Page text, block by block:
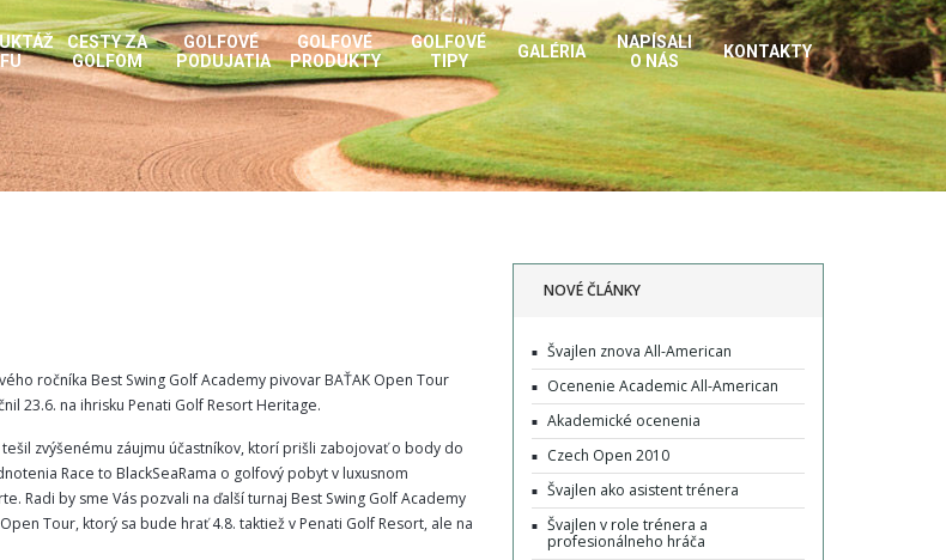
CESTY ZA
GOLFOM
GOLFOVÉ
PODUJATIA
GOLFOVÉ
PRODUKTY
GOLFOVÉ
TIPY
GALÉRIA
NAPÍSALI
O NÁS
KONTAKTY
ročníka Best Swing Golf Academy pivovar BAŤAK Open Tour
23.6. na ihrisku Penati Golf Resort Heritage.
tešil zvýšenému záujmu účastníkov, ktorí prišli zabojovať o body do
Race to BlackSeaRama o golfový pobyt v luxusnom
Radi by sme Vás pozvali na ďalší turnaj Best Swing Golf Academy
Tour, ktorý sa bude hrať 4.8. taktiež v Penati Golf Resort, ale na
NOVÉ ČLÁNKY
Švajlen znova All-American
Ocenenie Academic All-American
Akademické ocenenia
Czech Open 2010
Švajlen ako asistent trénera
Švajlen v role trénera a
profesionálneho hráča